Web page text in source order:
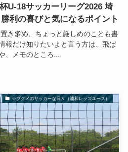
U-18サッカーリーグ2026 埼
利の喜びと気になるポイント
き多め、ちょっと厳しめのことも書
報だけ知りたいよと言う方は、飛ば
、メモのところ...
☆ブクメのサッカーな日々（浦和レッズユース）